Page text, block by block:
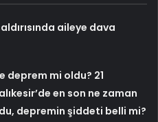
aileye dava
deprem mi oldu? 21
en son ne zaman
depremin şiddeti belli mi?